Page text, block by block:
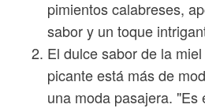
pimientos calabreses,
sabor y un toque
El dulce sabor de la
picante está más de
una moda pasajera. "Es